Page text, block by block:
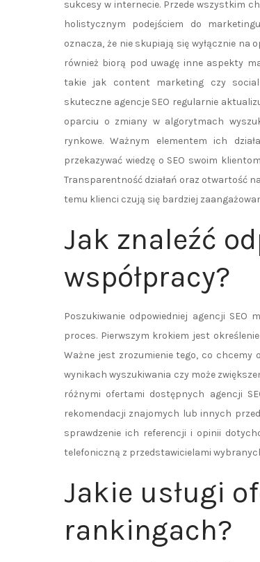
sukcesy w internecie. Przede wszystkim
holistycznym podejściem do
oznacza, że nie skupiają się wyłącznie na
również biorą pod uwagę inne aspekty
takie jak content marketing czy social
skuteczne agencje SEO regularnie
oparciu o zmiany w algorytmach
rynkowe. Ważnym elementem ich
przekazywać wiedzę o SEO swoim
Transparentność działań oraz otwartość
temu klienci czują się bardziej
Jak znaleźć
współpracy?
Poszukiwanie odpowiedniej agencji
proces. Pierwszym krokiem jest
Ważne jest zrozumienie tego, co chcemy
wynikach wyszukiwania czy może
różnymi ofertami dostępnych agencji
rekomendacji znajomych lub innych
sprawdzenie ich referencji i opinii
telefoniczną z przedstawicielami
Jakie usługi
rankingach?